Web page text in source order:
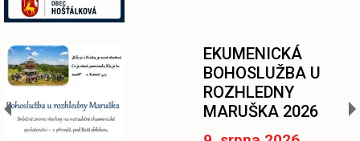
EKUMENICKÁ
BOHOSLUŽBA U
ROZHLEDNY
MARUŠKA 2026